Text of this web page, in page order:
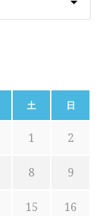
土 日
1 2
8 9
15 16